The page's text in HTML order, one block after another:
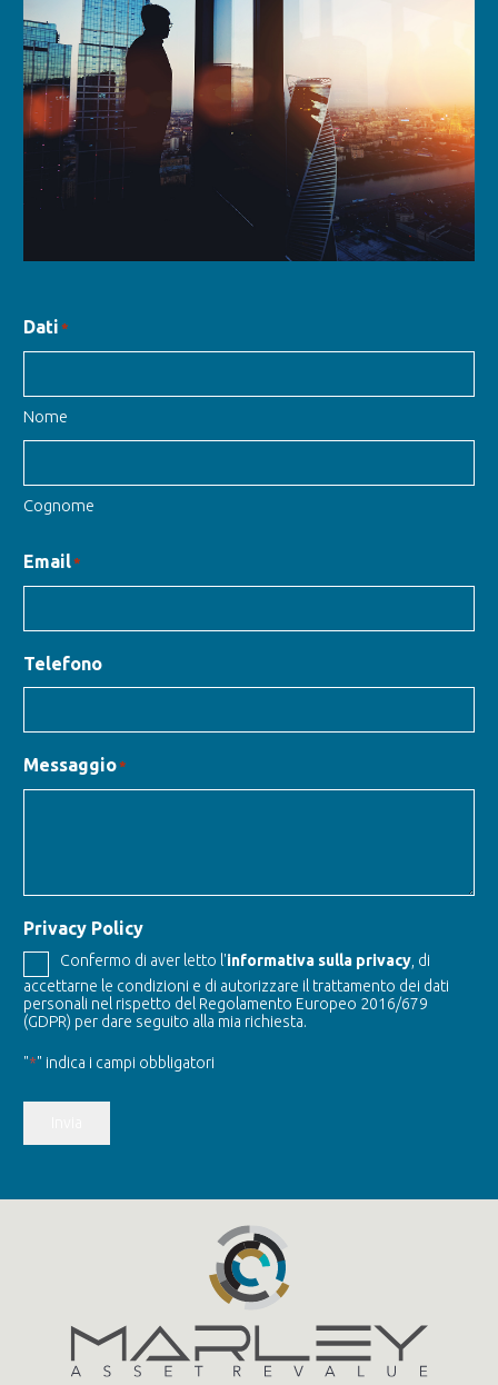
Dati *
Nome
Cognome
Email*
Telefono
Messaggio*
Privacy Policy
Confermo di aver letto l'informativa sulla privacy , di
accettarne le condizioni e di autorizzare il trattamento dei dati
personali nel rispetto del Regolamento Europeo 2016/679
(GDPR) per dare seguito alla mia richiesta.
"*" indica i campi obbligatori